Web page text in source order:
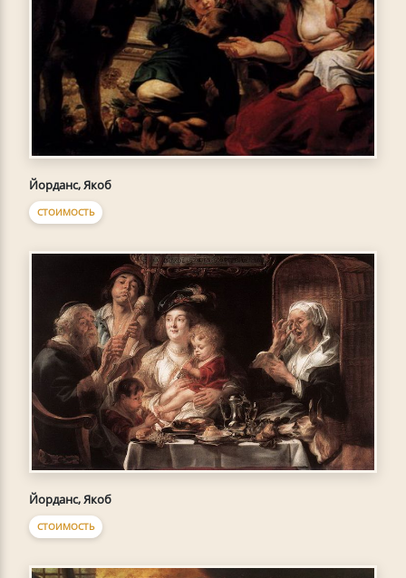
Йорданс, Якоб
СТОИМОСТЬ
Йорданс, Якоб
СТОИМОСТЬ